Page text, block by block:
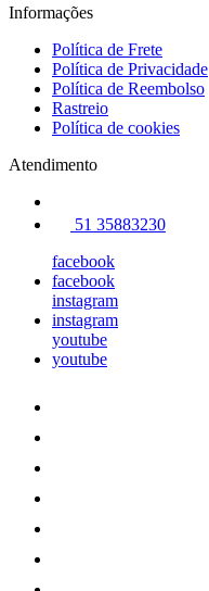
Informações
Política de Frete
Política de Privacidade
Política de Reembolso
Rastreio
Política de cookies
Atendimento
51 35883230
facebook
facebook
instagram
instagram
youtube
youtube